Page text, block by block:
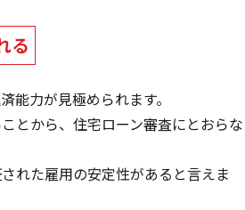
る
能力が見極められます。
とから、住宅ローン審査にとおらな
れた雇用の安定性があると言えま